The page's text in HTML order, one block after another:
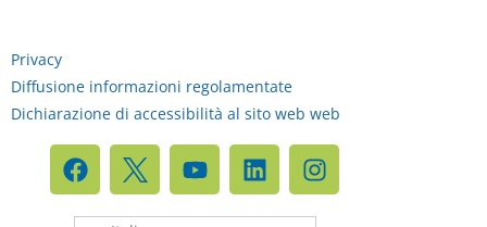
Privacy
Diffusione informazioni regolamentate
Dichiarazione di accessibilità al sito web web